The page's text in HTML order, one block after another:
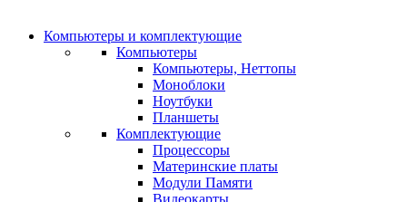
Компьютеры и комплектующие
Компьютеры
Компьютеры, Неттопы
Моноблоки
Ноутбуки
Планшеты
Комплектующие
Процессоры
Материнские платы
Модули Памяти
Видеокарты